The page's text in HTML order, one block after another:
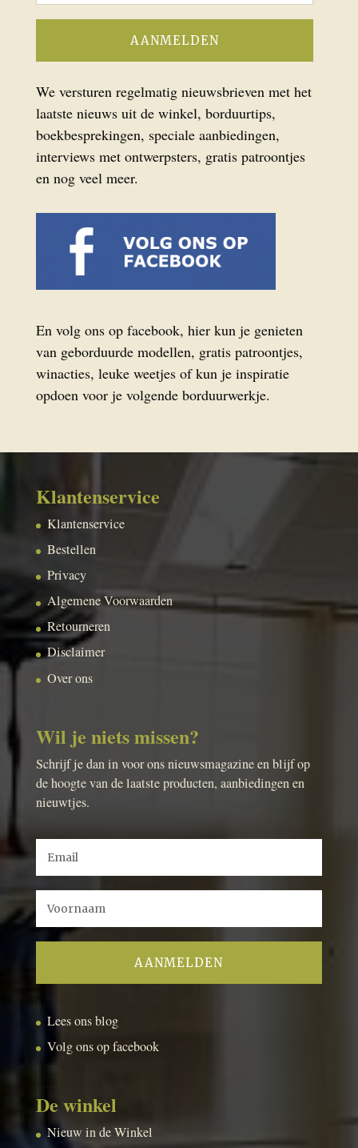
We versturen regelmatig nieuwsbrieven met het
laatste nieuws uit de winkel, borduurtips,
boekbesprekingen, speciale aanbiedingen,
interviews met ontwerpsters, gratis patroontjes
en nog veel meer.
En volg ons op facebook, hier kun je genieten
van geborduurde modellen, gratis patroontjes,
winacties, leuke weetjes of kun je inspiratie
opdoen voor je volgende borduurwerkje.
Klantenservice
Klantenservice
Bestellen
Privacy
Algemene Voorwaarden
Retourneren
Disclaimer
Over ons
Wil je niets missen?
Schrijf je dan in voor ons nieuwsmagazine en blijf op
de hoogte van de laatste producten, aanbiedingen en
nieuwtjes.
Lees ons blog
Volg ons op facebook
De winkel
Nieuw in de Winkel